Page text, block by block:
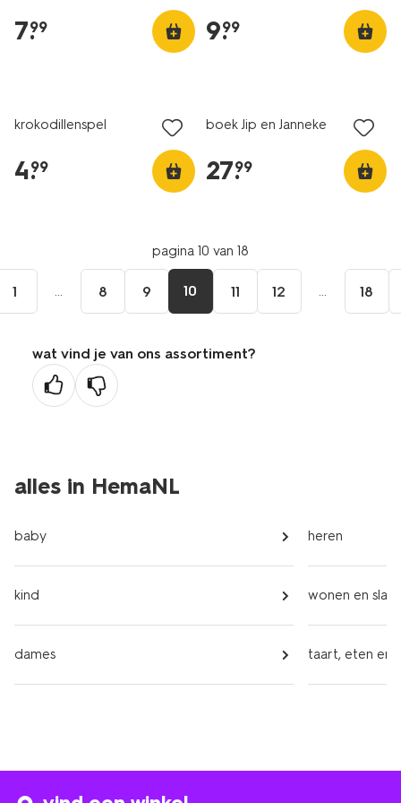
7.
99 9.
99
krokodillenspel
4.
99
boek Jip en Janneke
27.
99
pagina 10 van 18
1 ... 8 9 10 11 12 ... 18
wat vind je van ons assortiment?
alles in HemaNL
baby
kind
dames
heren
wonen en
taart, eten en